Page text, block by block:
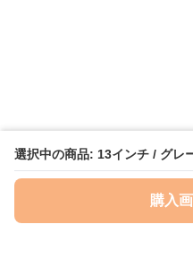
選択中の商品: 13インチ / グレ
購入